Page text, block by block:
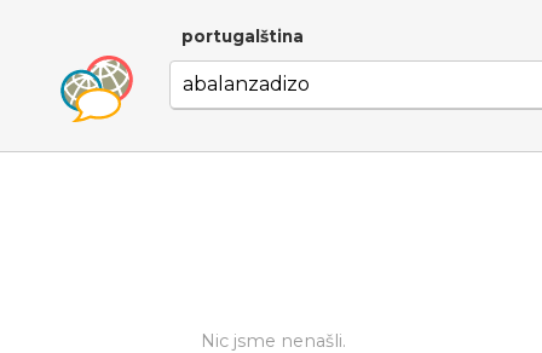
portugalština
Nic jsme nenašli.